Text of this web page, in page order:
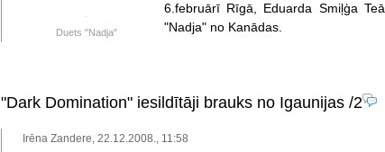
Duets "Nadja"
6.februārī Rīgā, Eduarda Smiļģa
"Nadja" no Kanādas.
"Dark Domination" iesildītāji brauks no Igaunijas/2
Irēna Zandere, 22.12.2008., 11:58